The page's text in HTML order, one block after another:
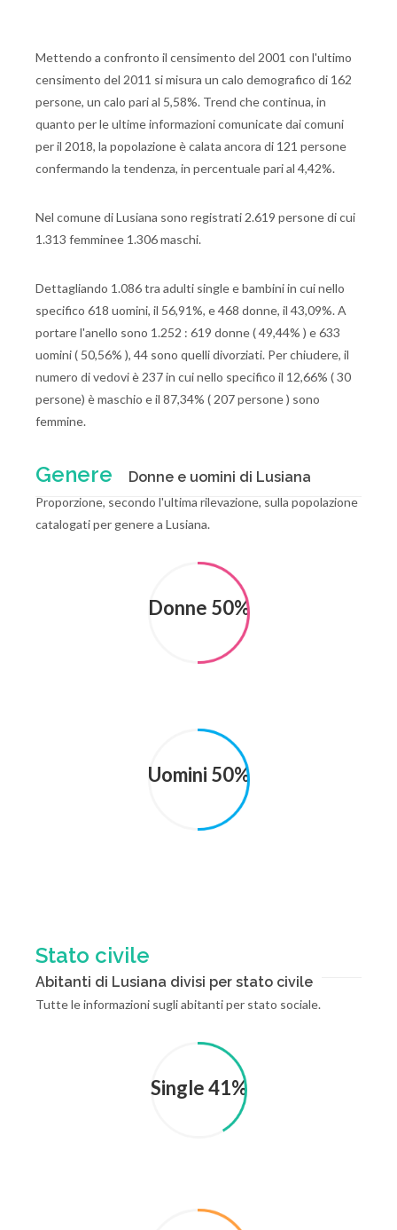
Mettendo a confronto il censimento del 2001 con l'ultimo
censimento del 2011 si misura un calo demografico di 162
persone, un calo pari al 5,58%. Trend che continua, in
quanto per le ultime informazioni comunicate dai comuni
per il 2018, la popolazione è calata ancora di 121 persone
confermando la tendenza, in percentuale pari al 4,42%.
Nel comune di Lusiana sono registrati 2.619 persone di cui
1.313 femminee 1.306 maschi.
Dettagliando 1.086 tra adulti single e bambini in cui nello
specifico 618 uomini, il 56,91%, e 468 donne, il 43,09%. A
portare l'anello sono 1.252 : 619 donne ( 49,44% ) e 633
uomini ( 50,56% ), 44 sono quelli divorziati. Per chiudere, il
numero di vedovi è 237 in cui nello specifico il 12,66% ( 30
persone) è maschio e il 87,34% ( 207 persone ) sono
femmine.
Genere Donne e uomini di Lusiana
Proporzione, secondo l'ultima rilevazione, sulla popolazione
catalogati per genere a Lusiana.
Donne 50%
Uomini 50%
Stato civile
Abitanti di Lusiana divisi per stato civile
Tutte le informazioni sugli abitanti per stato sociale.
Single 41%